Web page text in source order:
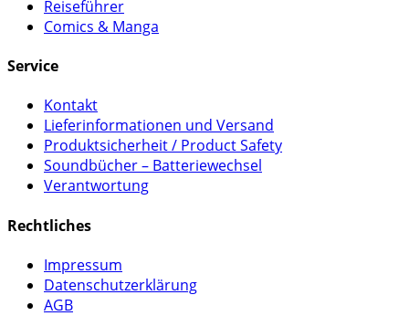
Reiseführer
Comics & Manga
Service
Kontakt
Lieferinformationen und Versand
Produktsicherheit / Product Safety
Soundbücher – Batteriewechsel
Verantwortung
Rechtliches
Impressum
Datenschutzerklärung
AGB